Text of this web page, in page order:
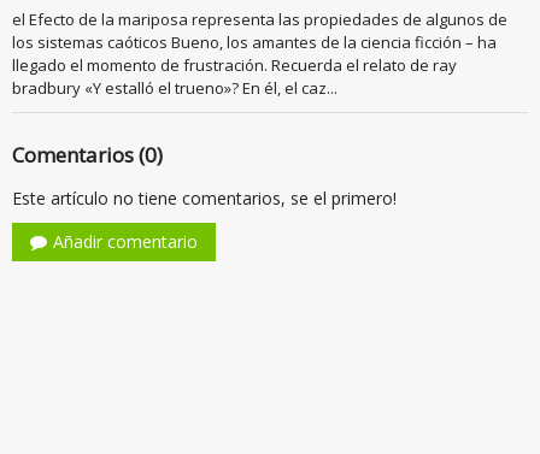
el Efecto de la mariposa representa las propiedades de algunos de
los sistemas caóticos Bueno, los amantes de la ciencia ficción – ha
llegado el momento de frustración. Recuerda el relato de ray
bradbury «Y estalló el trueno»? En él, el caz...
Comentarios (0)
Este artículo no tiene comentarios, se el primero!
Añadir comentario